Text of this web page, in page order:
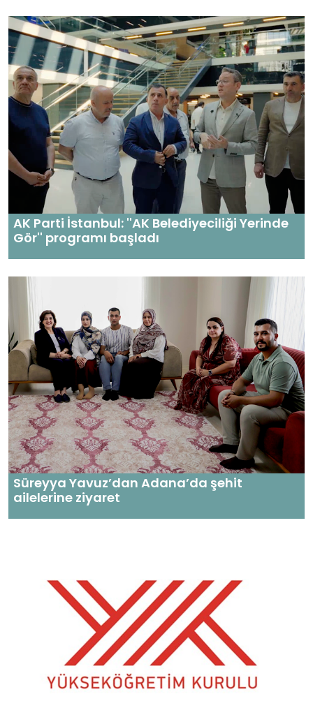
AK Parti İstanbul: ''AK Belediyeciliği Yerinde
Gör'' programı başladı
Süreyya Yavuz’dan Adana’da şehit
ailelerine ziyaret